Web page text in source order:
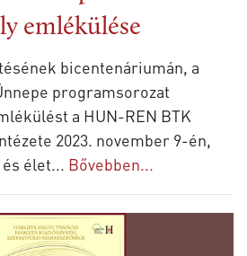
emlékülése
bicentenáriumán, a
programsorozat
a HUN-REN BTK
2023. november 9-én,
élet... Bővebben...